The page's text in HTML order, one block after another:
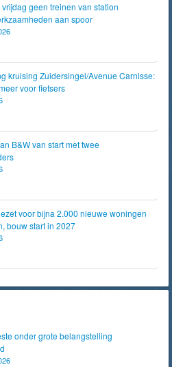
geen treinen van station
aan spoor
kruising Zuidersingel/Avenue Carnisse:
voor fietsers
B&W van start met twee
voor bijna 2.000 nieuwe woningen
bouw start in 2027
onder grote belangstelling